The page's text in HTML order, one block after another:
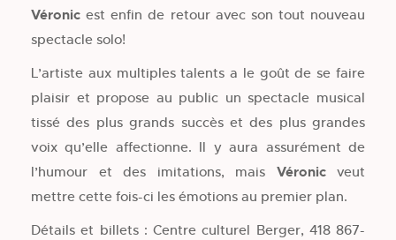
Véronicest enfin de retour avec son tout nouveau
spectacle solo!
L’artiste aux multiples talents a le goût de se faire
plaisir et propose au public un spectacle musical
tissé des plus grands succès et des plus grandes
voix qu’elle affectionne. Il y aura assurément de
l’humour et des imitations, mais Véronicveut
mettre cette fois-ci les émotions au premier plan.
Détails et billets : Centre culturel Berger, 418 867-